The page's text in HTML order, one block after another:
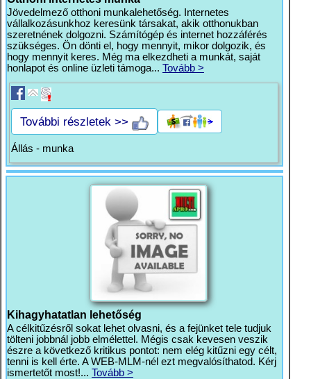
Jövedelmező otthoni munkalehetőség. Internetes
vállalkozásunkhoz keresünk társakat, akik otthonukban
szeretnének dolgozni. Számítógép és internet hozzáférés
szükséges. Ön dönti el, hogy mennyit, mikor dolgozik, és
hogy mennyit keres. Még ma elkezdheti a munkát, saját
honlapot és online üzleti támoga... Tovább >
További részletek >>
Állás - munka
Kihagyhatatlan lehetőség
A célkitűzésről sokat lehet olvasni, és a fejünket tele tudjuk
tölteni jobbnál jobb elmélettel. Mégis csak kevesen veszik
észre a következő kritikus pontot: nem elég kitűzni egy célt,
tenni is kell érte. A WEB-MLM-nél ezt megvalósíthatod. Kérj
ismertetőt most!... Tovább >